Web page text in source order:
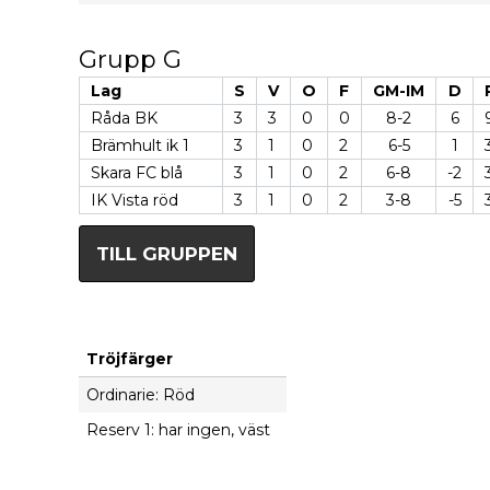
Grupp G
Lag S V O F GM-IM D
Råda BK
3 3 0 0 8-2 6
Brämhult ik 1
3 1 0 2 6-5 1
Skara FC blå
3 1 0 2 6-8 -2
IK Vista röd
3 1 0 2 3-8 -5
TILL GRUPPEN
Tröjfärger
Ordinarie: Röd
Reserv 1: har ingen, väst